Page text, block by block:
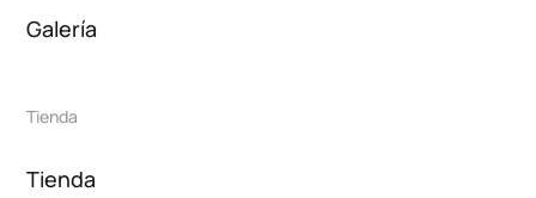
Galería
Tienda
Tienda